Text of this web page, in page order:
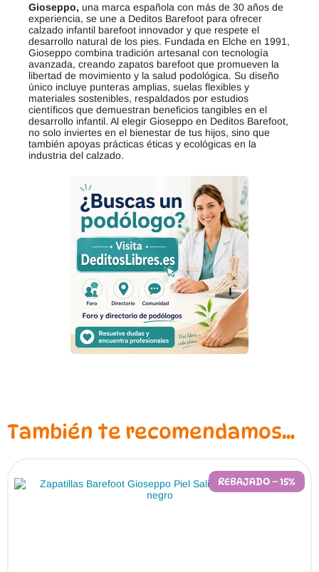
Gioseppo, una marca española con más de 30 años de
experiencia, se une a Deditos Barefoot para ofrecer
calzado infantil barefoot innovador y que respete el
desarrollo natural de los pies. Fundada en Elche en 1991,
Gioseppo combina tradición artesanal con tecnología
avanzada, creando zapatos barefoot que promueven la
libertad de movimiento y la salud podológica. Su diseño
único incluye punteras amplias, suelas flexibles y
materiales sostenibles, respaldados por estudios
científicos que demuestran beneficios tangibles en el
desarrollo infantil. Al elegir Gioseppo en Deditos Barefoot,
no solo inviertes en el bienestar de tus hijos, sino que
también apoyas prácticas éticas y ecológicas en la
industria del calzado.
También te recomendamos…
REBAJADO – 15%